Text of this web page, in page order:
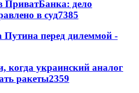
ПриватБанка: дело
в суд7385
Путина перед дилеммой -
когда украинский аналог
ракеты2359